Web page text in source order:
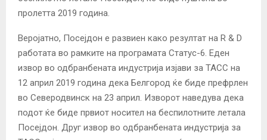
пролетта 2019 година.
Веројатно, Посејдон е развиен како резултат на R & D
работата во рамките на програмата Статус-6. Еден
извор во одбранбената индустрија изјави за ТАСС на
12 април 2019 година дека Белгород ќе биде префрлен
во Северодвинск на 23 април. Изворот наведува дека
подот ќе биде првиот носител на беспилотните летала
Посејдон. Друг извор во одбранбената индустрија за